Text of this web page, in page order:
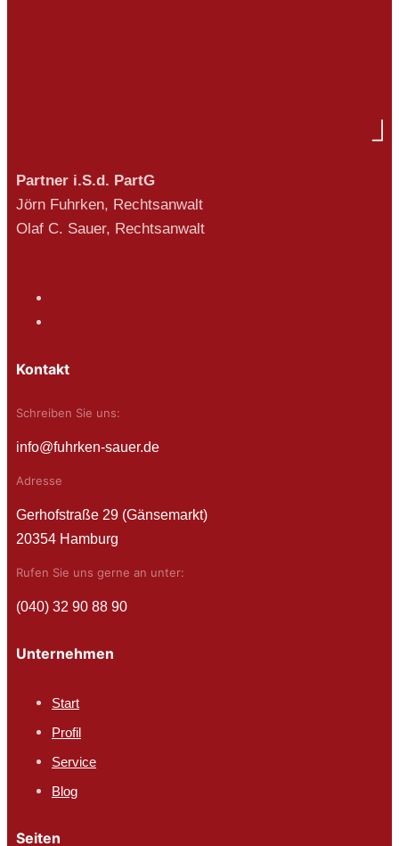
Partner i.S.d. PartG
Jörn Fuhrken, Rechtsanwalt
Olaf C. Sauer, Rechtsanwalt
Kontakt
Schreiben Sie uns:
info@fuhrken-sauer.de
Adresse
Gerhofstraße 29 (Gänsemarkt)
20354 Hamburg
Rufen Sie uns gerne an unter:
(040) 32 90 88 90
Unternehmen
Start
Profil
Service
Blog
Seiten